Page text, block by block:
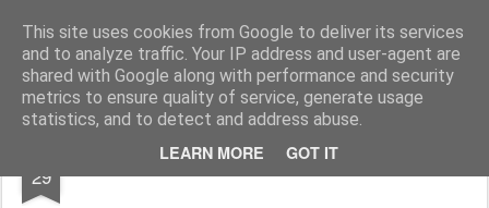
This site uses cookies from Google to deliver its services
and to analyze traffic. Your IP address and user-agent are
shared with Google along with performance and security
metrics to ensure quality of service, generate usage
statistics, and to detect and address abuse.
LEARN MORE GOT IT
Stefano Terraglia Creazioni
Pages
29 Nuove iniziative